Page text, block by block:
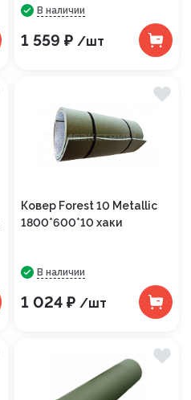
В наличии
1 559 ₽ /шт
Ковер Forest 10 Metallic
1800*600*10 хаки
В наличии
1 024 ₽ /шт